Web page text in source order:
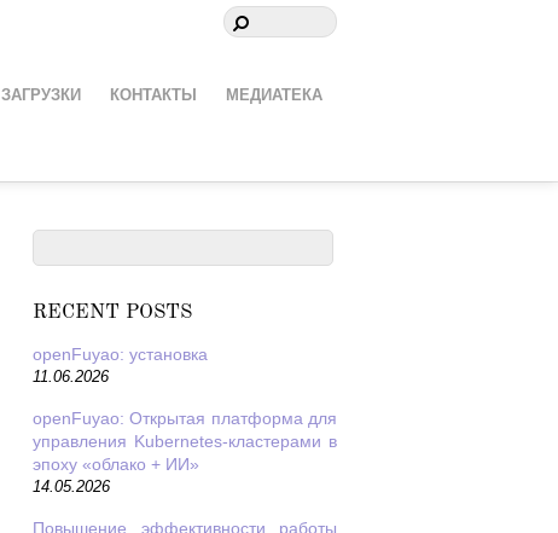
ЗАГРУЗКИ КОНТАКТЫ МЕДИАТЕКА
RECENT POSTS
openFuyao: установка
11.06.2026
openFuyao: Открытая платформа для
управления Kubernetes-кластерами в
эпоху «облако + ИИ»
14.05.2026
Повышение эффективности работы